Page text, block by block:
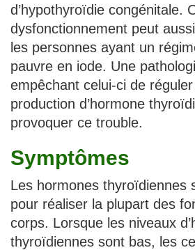
d’hypothyroïdie congénitale.
dysfonctionnement peut
les personnes ayant un
pauvre en iode. Une
empêchant celui-ci de
production d’hormone
provoquer ce trouble.
Symptômes
Les hormones thyroïdiennes
pour réaliser la plupart des
corps. Lorsque les niveaux
thyroïdiennes sont bas, les